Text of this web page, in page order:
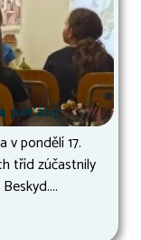
páťáky
v pondělí 17.
tříd zúčastnily